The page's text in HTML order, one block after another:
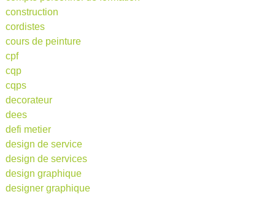
construction
cordistes
cours de peinture
cpf
cqp
cqps
decorateur
dees
defi metier
design de service
design de services
design graphique
designer graphique